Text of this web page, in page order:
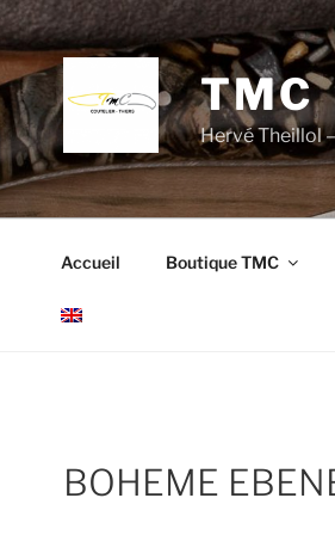
TMC
Hervé Theillol
Accueil Boutique TMC
BOHEME